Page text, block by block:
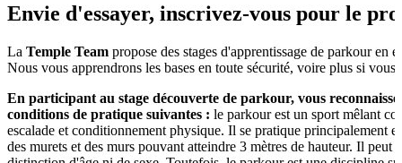
Envie d'essayer, inscrivez-vous pour le
La Temple Team propose des stages d'apprentissage de parkour en
Nous vous apprendrons les bases en toute sécurité, voire plus si
En participant au stage découverte de parkour, vous
conditions de pratique suivantes : le parkour est un sport mêlant
escalade et conditionnement physique. Il se pratique principalement
des murets et des murs pouvant atteindre 3 mètres de hauteur. Il peut